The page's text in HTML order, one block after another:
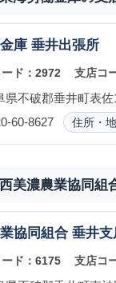
庫 垂井出張所
ド： 2972 支店コ
県不破郡垂井町表佐
60-8627 住所・
美濃農業協同組
協同組合 垂井支
ド： 6175 支店コ